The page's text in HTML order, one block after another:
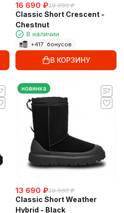
16 690 ₽29 990 ₽
Classic Short Crescent -
Chestnut
В наличии
+417 бонусов
В КОРЗИНУ
новинка
13 690 ₽29 990 ₽
Classic Short Weather
Hybrid - Black